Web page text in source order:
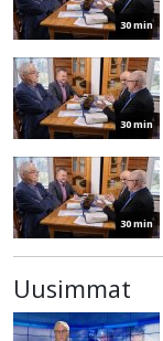
30 min
30 min
30 min
Uusimmat